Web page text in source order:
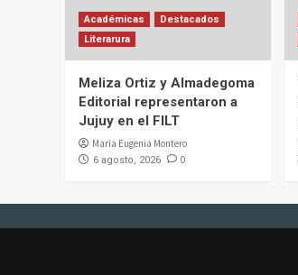
Académicas
Destacados
Literarura
Meliza Ortiz y Almadegoma
Editorial representaron a
Jujuy en el FILT
Maria Eugenia Montero
6 agosto, 2026 0